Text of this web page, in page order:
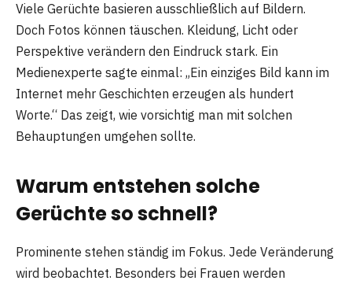
Viele Gerüchte basieren ausschließlich auf Bildern.
Doch Fotos können täuschen. Kleidung, Licht oder
Perspektive verändern den Eindruck stark. Ein
Medienexperte sagte einmal: „Ein einziges Bild kann im
Internet mehr Geschichten erzeugen als hundert
Worte.“ Das zeigt, wie vorsichtig man mit solchen
Behauptungen umgehen sollte.
Warum entstehen solche
Gerüchte so schnell?
Prominente stehen ständig im Fokus. Jede Veränderung
wird beobachtet. Besonders bei Frauen werden